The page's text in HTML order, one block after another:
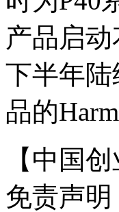
产品启
下半年
品的
【中国
免责声